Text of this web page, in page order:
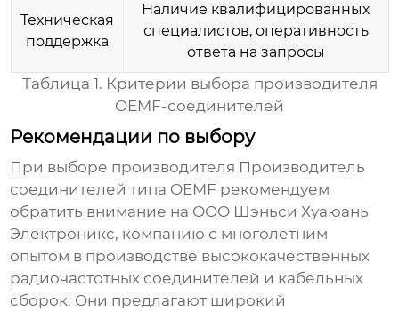
Техническая
поддержка
Наличие квалифицированных
специалистов, оперативность
ответа на запросы
Таблица 1. Критерии выбора производителя
OEMF-соединителей
Рекомендации по выбору
При выборе производителя Производитель
соединителей типа OEMF рекомендуем
обратить внимание на ООО Шэньси Хуаюань
Электроникс, компанию с многолетним
опытом в производстве высококачественных
радиочастотных соединителей и кабельных
сборок. Они предлагают широкий